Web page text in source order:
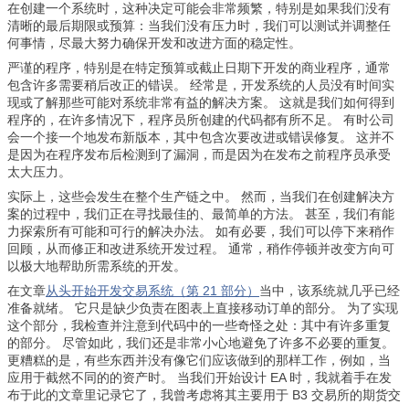
在创建一个系统时，这种决定可能会非常频繁，特别是如果我们没有
清晰的最后期限或预算：当我们没有压力时，我们可以测试并调整任
何事情，尽最大努力确保开发和改进方面的稳定性。
严谨的程序，特别是在特定预算或截止日期下开发的商业程序，通常
包含许多需要稍后改正的错误。 经常是，开发系统的人员没有时间实
现或了解那些可能对系统非常有益的解决方案。 这就是我们如何得到
程序的，在许多情况下，程序员所创建的代码都有所不足。 有时公司
会一个接一个地发布新版本，其中包含次要改进或错误修复。 这并不
是因为在程序发布后检测到了漏洞，而是因为在发布之前程序员承受
太大压力。
实际上，这些会发生在整个生产链之中。 然而，当我们在创建解决方
案的过程中，我们正在寻找最佳的、最简单的方法。 甚至，我们有能
力探索所有可能和可行的解决办法。 如有必要，我们可以停下来稍作
回顾，从而修正和改进系统开发过程。 通常，稍作停顿并改变方向可
以极大地帮助所需系统的开发。
在文章从头开始开发交易系统（第 21 部分） 当中，该系统就几乎已经
准备就绪。 它只是缺少负责在图表上直接移动订单的部分。 为了实现
这个部分，我检查并注意到代码中的一些奇怪之处：其中有许多重复
的部分。 尽管如此，我们还是非常小心地避免了许多不必要的重复。
更糟糕的是，有些东西并没有像它们应该做到的那样工作，例如，当
应用于截然不同的的资产时。 当我们开始设计 EA 时，我就着手在发
布于此的文章里记录它了，我曾考虑将其主要用于 B3 交易所的期货交